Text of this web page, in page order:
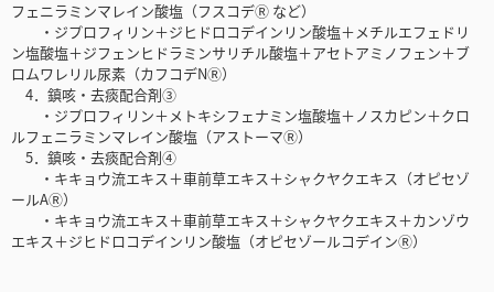
フェニラミンマレイン酸塩（フスコデⓇ など）
・ジプロフィリン＋ジヒドロコデインリン酸塩＋メチルエフェドリ
ン塩酸塩＋ジフェンヒドラミンサリチル酸塩＋アセトアミノフェン＋ブ
ロムワレリル尿素（カフコデNⓇ）
4．鎮咳・去痰配合剤③
・ジプロフィリン＋メトキシフェナミン塩酸塩＋ノスカピン＋クロ
ルフェニラミンマレイン酸塩（アストーマⓇ）
5．鎮咳・去痰配合剤④
・キキョウ流エキス＋車前草エキス＋シャクヤクエキス（オピセゾ
ールAⓇ）
・キキョウ流エキス＋車前草エキス＋シャクヤクエキス＋カンゾウ
エキス＋ジヒドロコデインリン酸塩（オピセゾールコデインⓇ）